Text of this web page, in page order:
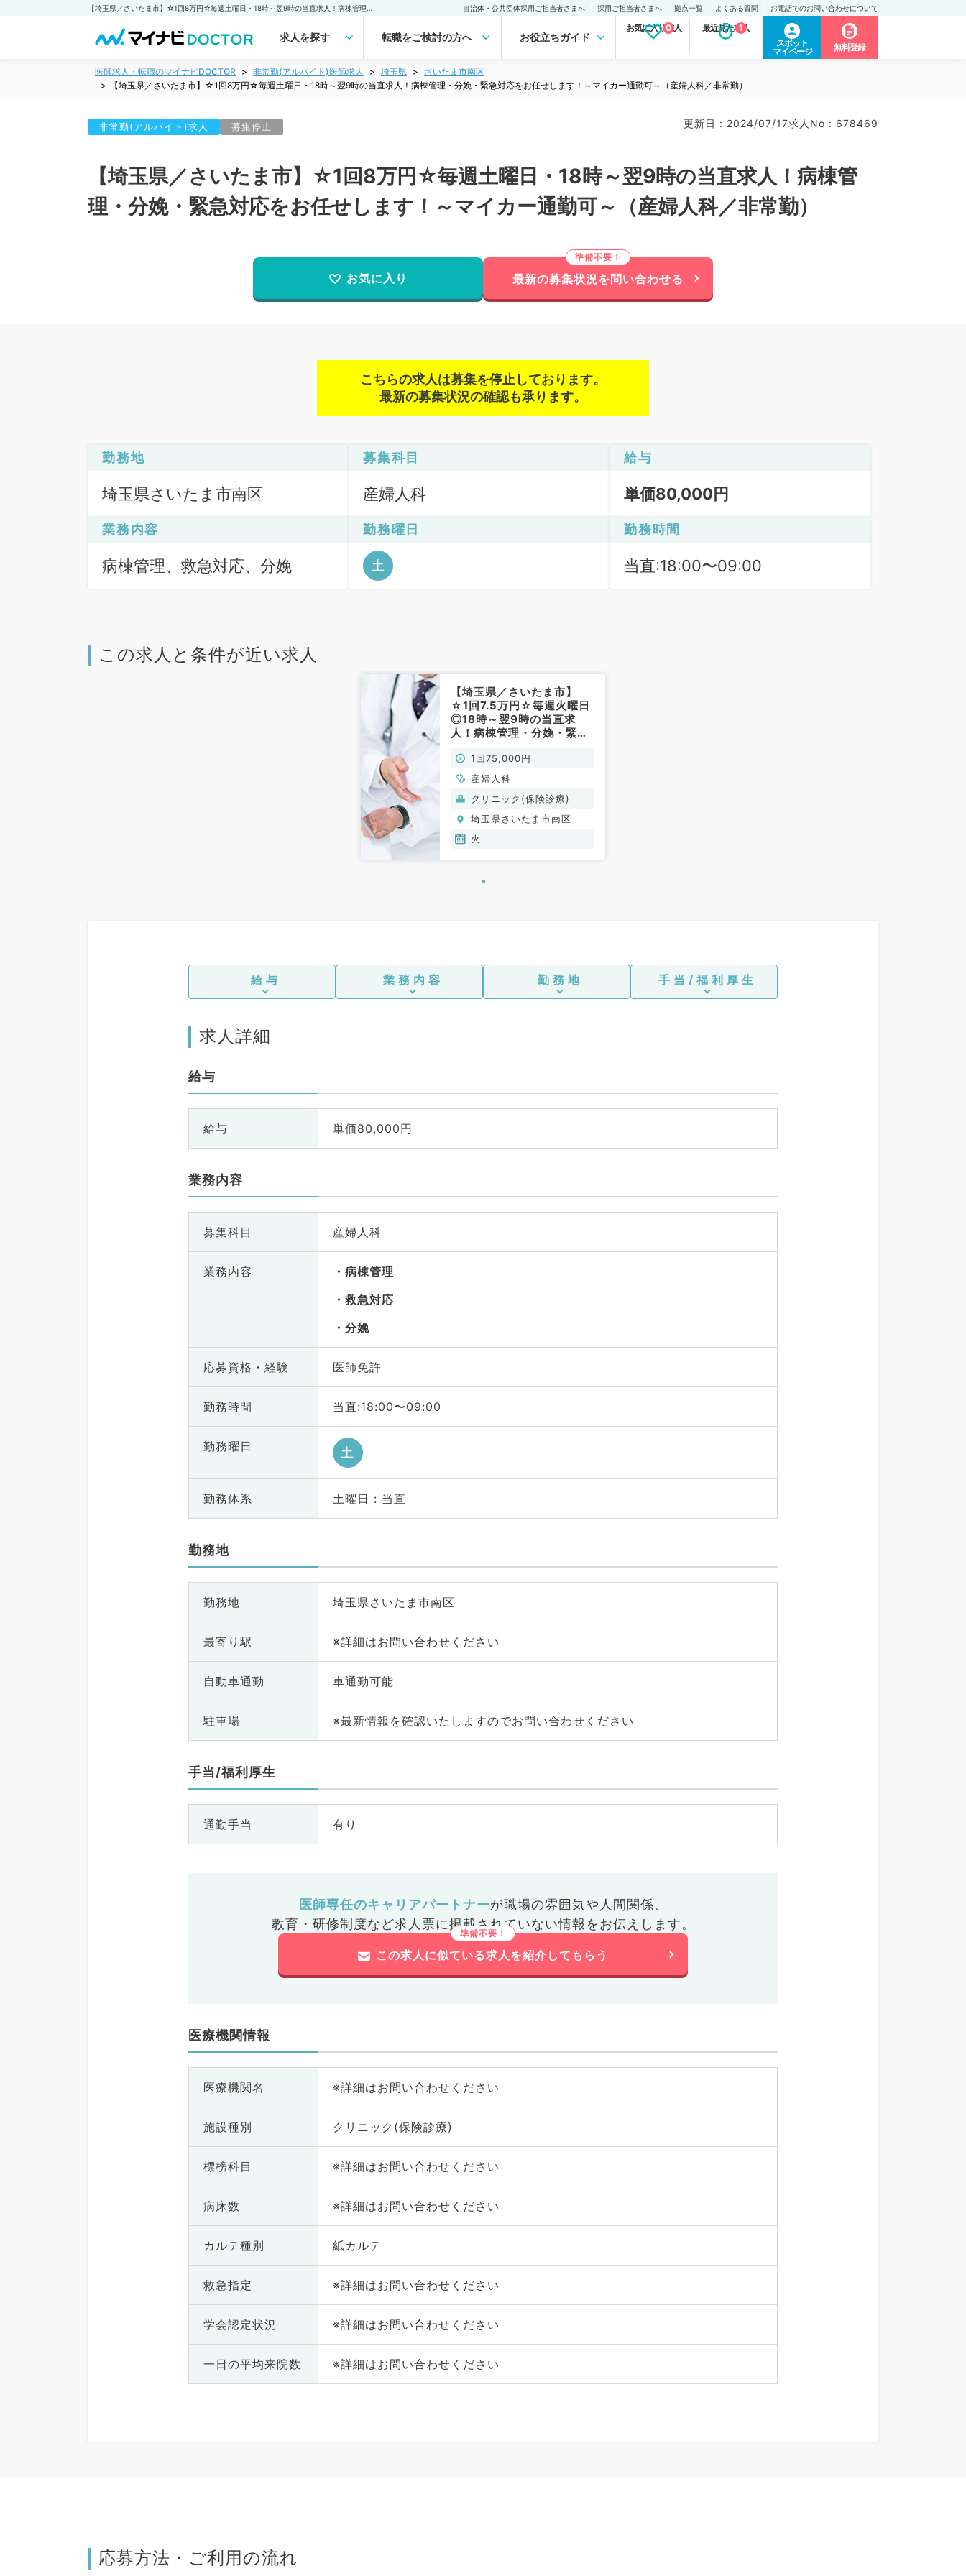
自治体・公共団体採用ご担当者さまへ 採用ご担当者さまへ 拠点一覧 よくある質問 お電話でのお問い合わせについて
求人を探す 転職をご検討の方へ お役立ちガイド
お気に入り求人
0 最近見た求人
1
スポット
マイページ
無料登録
医師求人・転職のマイナビDOCTOR 非常勤(アルバイト)医師求人 埼玉県
さいたま市南区
【埼玉県／さいたま市】☆1回8万円☆毎週土曜日・18時～翌9時の当直求人！病棟管理・分娩・緊急対応をお任せします！～マイカー通勤可～（産婦人科／非常勤）
非常勤(アルバイト)求人 募集停止 更新日 : 2024/07/17求人No : 678469
【埼玉県／さいたま市】☆1回8万円☆毎週土曜日・18時～翌9時の当直求人！病棟管
理・分娩・緊急対応をお任せします！～マイカー通勤可～（産婦人科／非常勤）
お気に入り 最新の募集状況を問い合わせる
こちらの求人は募集を停止しております。
最新の募集状況の確認も承ります。
勤務地
埼玉県さいたま市南区
募集科目
産婦人科
給与
単価80,000円
業務内容
病棟管理、救急対応、分娩
勤務曜日
土
勤務時間
当直:18:00〜09:00
この求人と条件が近い求人
【埼玉県／さいたま市】
☆1回7.5万円☆毎週火曜日
◎18時～翌9時の当直求
人！病棟管理・分娩・緊急
イカー通勤可～（産婦人科
／非常勤）
1回75,000円
産婦人科
クリニック(保険診療)
埼玉県さいたま市南区
火
給与 業務内容 勤務地 手当/福利厚生
求人詳細
給与
給与 単価80,000円
業務内容
募集科目 産婦人科
業務内容
病棟管理
救急対応
分娩
応募資格・ 経験 医師免許
勤務時間 当直:18:00〜09:00
勤務曜日 土
勤務体系 土曜日 : 当直
勤務地
勤務地 埼玉県さいたま市南区
最寄り駅 ※詳細はお問い合わせください
自動車通勤 車通勤可能
駐車場 ※最新情報を確認いたしますのでお問い合わせください
手当/福利厚生
通勤手当 有り
医師専任のキャリアパートナーが職場の雰囲気や人間関係、
教育・研修制度など求人票に掲載されていない情報をお伝えします。
この求人に似ている求人を紹介してもらう
医療機関情報
医療機関名 ※詳細はお問い合わせください
施設種別 クリニック(保険診療)
標榜科目 ※詳細はお問い合わせください
病床数 ※詳細はお問い合わせください
カルテ種別 紙カルテ
救急指定 ※詳細はお問い合わせください
学会認定状況 ※詳細はお問い合わせください
一日の平均来院数 ※詳細はお問い合わせください
応募方法・ご利用の流れ